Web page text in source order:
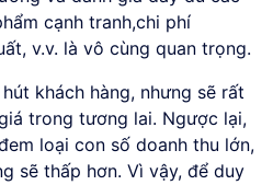
cạnh tranh,chi phí
v.v. là vô cùng quan trọng.
khách hàng, nhưng sẽ rất
trong tương lai. Ngược lại,
loại con số doanh thu lớn,
sẽ thấp hơn. Vì vậy, để duy